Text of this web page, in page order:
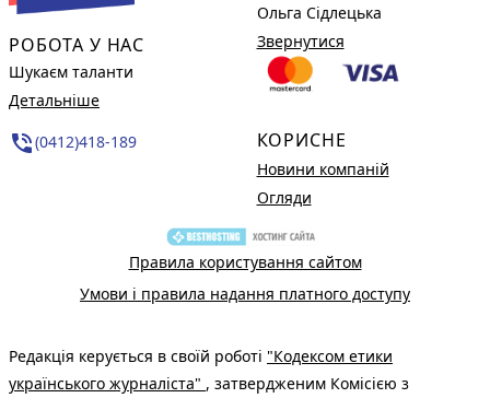
РОБОТА У НАС
Шукаєм таланти
Детальніше
phone_in_talk(0412)418-189
Ольга Сідлецька
Звернутися
КОРИСНЕ
Новини компаній
Огляди
Правила користування сайтом
Умови і правила надання платного доступу
Редакція керується в своїй роботі "Кодексом етики
українського журналіста" , затвердженим Комісією з